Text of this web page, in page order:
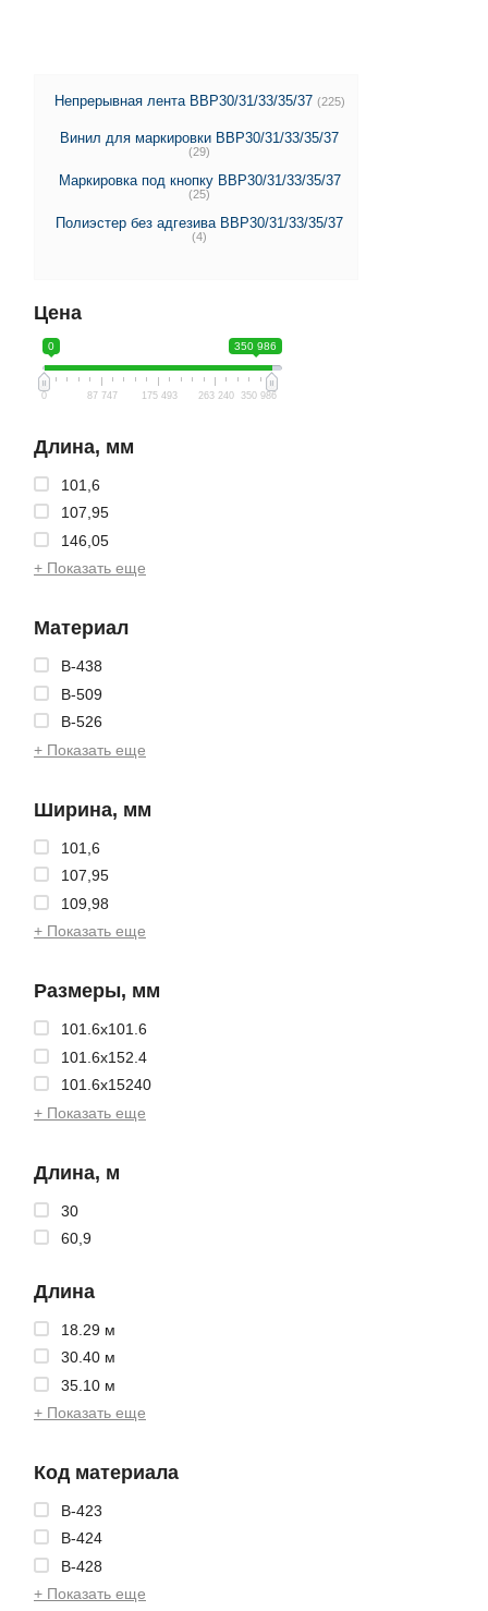
Непрерывная лента BBP30/31/33/35/37 (225)
Винил для маркировки BBP30/31/33/35/37
(29)
Маркировка под кнопку BBP30/31/33/35/37
(25)
Полиэстер без адгезива BBP30/31/33/35/37
(4)
Цена
0 350 986
0 87 747 175 493 263 240 350 986
Длина, мм
101,6
107,95
146,05
+ Показать еще
Материал
B-438
B-509
B-526
+ Показать еще
Ширина, мм
101,6
107,95
109,98
+ Показать еще
Размеры, мм
101.6x101.6
101.6x152.4
101.6x15240
+ Показать еще
Длина, м
30
60,9
Длина
18.29 м
30.40 м
35.10 м
+ Показать еще
Код материала
B-423
B-424
B-428
+ Показать еще